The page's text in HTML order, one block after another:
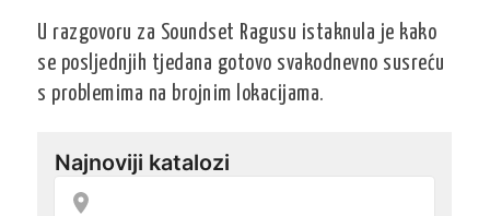
U razgovoru za Soundset Ragusu istaknula je kako
se posljednjih tjedana gotovo svakodnevno susreću
s problemima na brojnim lokacijama.